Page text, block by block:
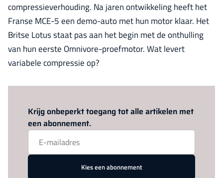
compressieverhouding. Na jaren ontwikkeling heeft het
Franse MCE-5 een demo-auto met hun motor klaar. Het
Britse Lotus staat pas aan het begin met de onthulling
van hun eerste Omnivore-proefmotor. Wat levert
variabele compressie op?
Krijg onbeperkt toegang tot alle artikelen met
een abonnement.
Kies een abonnement